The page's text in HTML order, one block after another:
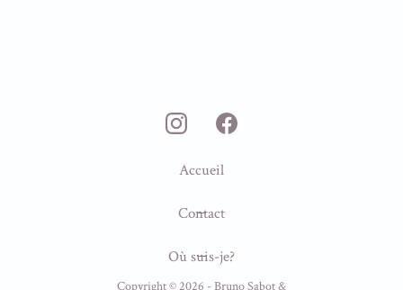
Accueil
Contact
Où suis-je?
Copyright © 2026 - Bruno Sabot &